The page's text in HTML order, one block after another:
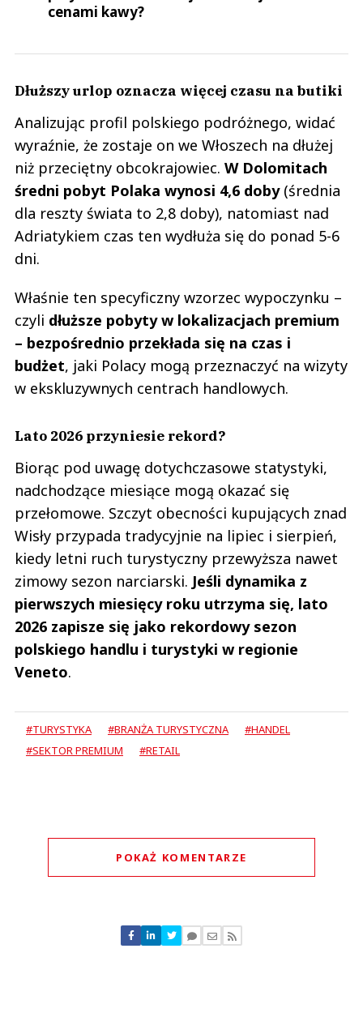
cenami kawy?
Dłuższy urlop oznacza więcej czasu na butiki
Analizując profil polskiego podróżnego, widać
wyraźnie, że zostaje on we Włoszech na dłużej
niż przeciętny obcokrajowiec. W Dolomitach
średni pobyt Polaka wynosi 4,6 doby(średnia
dla reszty świata to 2,8 doby), natomiast nad
Adriatykiem czas ten wydłuża się do ponad 5-6
dni.
Właśnie ten specyficzny wzorzec wypoczynku –
czyli dłuższe pobyty w lokalizacjach premium
– bezpośrednio przekłada się na czas i
budżet, jaki Polacy mogą przeznaczyć na wizyty
w ekskluzywnych centrach handlowych.
Lato 2026 przyniesie rekord?
Biorąc pod uwagę dotychczasowe statystyki,
nadchodzące miesiące mogą okazać się
przełomowe. Szczyt obecności kupujących znad
Wisły przypada tradycyjnie na lipiec i sierpień,
kiedy letni ruch turystyczny przewyższa nawet
zimowy sezon narciarski. Jeśli dynamika z
pierwszych miesięcy roku utrzyma się, lato
2026 zapisze się jako rekordowy sezon
polskiego handlu i turystyki w regionie
Veneto.
#TURYSTYKA #BRANŻA TURYSTYCZNA
#HANDEL
#SEKTOR PREMIUM
#RETAIL
POKAŻ KOMENTARZE
Nie znaleziono komentarzy
Zostaw swoje komentarze